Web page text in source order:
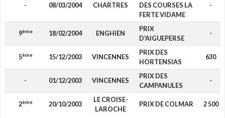
- 08/03/2004 CHARTRES
DES COURSES LA
FERTE VIDAME
-
9ème 18/02/2004 ENGHIEN
PRIX
D'AIGUEPERSE
-
5ème 15/12/2003 VINCENNES
PRIX DES
HORTENSIAS
630
- 01/12/2003 VINCENNES
PRIX DES
CAMPANULES
-
2ème 20/10/2003
LE CROISE-
LAROCHE
PRIX DE COLMAR 2 500